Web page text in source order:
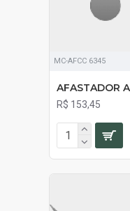
MC-AFCC 6345
AFASTADOR
R$ 153,45